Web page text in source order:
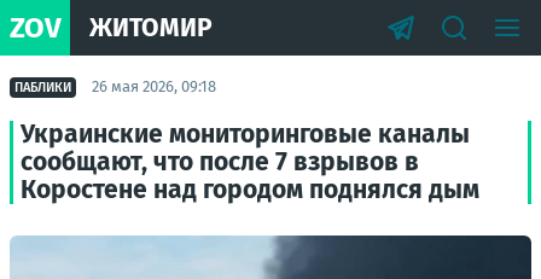
ZOV ЖИТОМИР
ПАБЛИКИ 26 мая 2026, 09:18
Украинские мониторинговые каналы
сообщают, что после 7 взрывов в
Коростене над городом поднялся дым